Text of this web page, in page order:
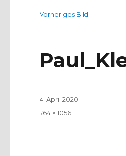
Vorheriges Bild
Veröffentlicht
4. April 2020
Volle
764 × 1056